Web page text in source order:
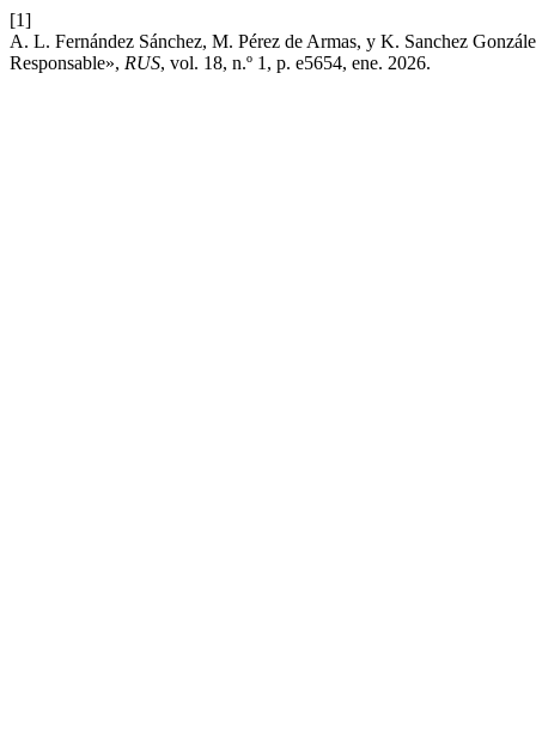
[1]
A. L. Fernández Sánchez, M. Pérez de Armas, y K. Sanchez
Responsable», RUS, vol. 18, n.º 1, p. e5654, ene. 2026.